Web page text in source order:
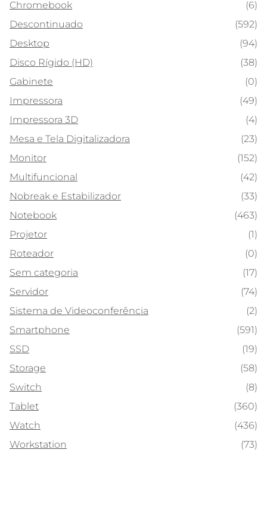
Chromebook
(6)
Descontinuado
(592)
Desktop
(94)
Disco Rígido (HD)
(38)
Gabinete
(0)
Impressora
(49)
Impressora 3D
(4)
Mesa e Tela Digitalizadora
(23)
Monitor
(152)
Multifuncional
(42)
Nobreak e Estabilizador
(33)
Notebook
(463)
Projetor
(1)
Roteador
(0)
Sem categoria
(17)
Servidor
(74)
Sistema de Videoconferência
(2)
Smartphone
(591)
SSD
(19)
Storage
(58)
Switch
(8)
Tablet
(360)
Watch
(436)
Workstation
(73)